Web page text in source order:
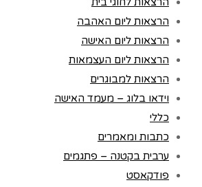
הרצאות ליום האהבה
הרצאות ליום האישה
הרצאות ליום העצמאות
הרצאות למבוגרים
וידאו בלוג – מעמד האישה
כללי
כתבות ומאמרים
ערבית בקטנה – פתגמים
פודקאסט